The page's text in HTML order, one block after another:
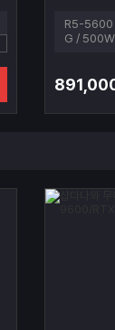
R5-5600
G / 500W